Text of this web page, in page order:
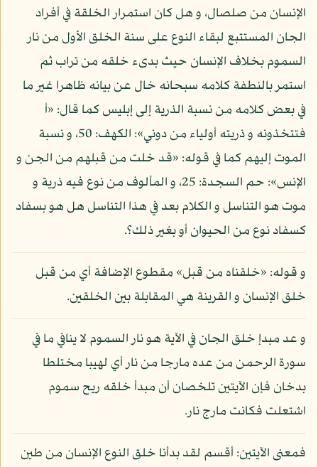
الإنسان من صلصال، و هل كان استمرار الخلقة في أفراد
الجان المستتبع لبقاء النوع على سنة الخلق الأول من نار
السموم بخلاف الإنسان حيث بدىء خلقه من تراب ثم
استمر بالنطفة كلامه سبحانه خال عن بيانه ظاهرا غير ما
في بعض كلامه من نسبة الذرية إلى إبليس كما قال: «أ
فتتخذونه و ذريته أولياء من دوني»: الكهف: 50، و نسبة
الموت إليهم كما في قوله: «قد خلت من قبلهم من الجن و
الإنس»: حم السجدة: 25، و المألوف من نوع فيه ذرية و
موت هو التناسل و الكلام بعد في هذا التناسل هل هو بسفاد
كسفاد نوع من الحيوان أو بغير ذلك؟.
و قوله: «خلقناه من قبل» مقطوع الإضافة أي من قبل
خلق الإنسان و القرينة هي المقابلة بين الخلقين.
و عد مبدإ خلق الجان في الآية هو نار السموم لا ينافي ما في
سورة الرحمن من عده مارجا من نار أي لهيبا مختلطا
بدخان فإن الآيتين تلخصان أن مبدأ خلقه ريح سموم
اشتعلت فكانت مارج نار.
فمعنى الآيتين: أقسم لقد بدأنا خلق النوع الإنسان من طين